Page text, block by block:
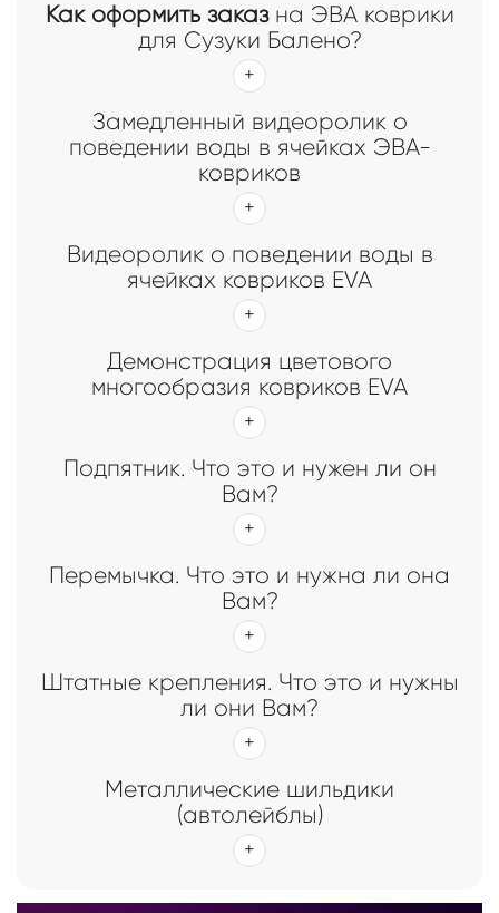
Как оформить заказна ЭВА коврики
для Сузуки Балено?
Замедленный видеоролик о
поведении воды в ячейках ЭВА-
ковриков
Видеоролик о поведении воды в
ячейках ковриков EVA
Демонстрация цветового
многообразия ковриков EVA
Подпятник. Что это и нужен ли он
Вам?
Перемычка. Что это и нужна ли она
Вам?
Штатные крепления. Что это и нужны
ли они Вам?
Металлические шильдики
(автолейблы)